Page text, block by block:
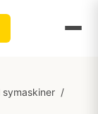
/